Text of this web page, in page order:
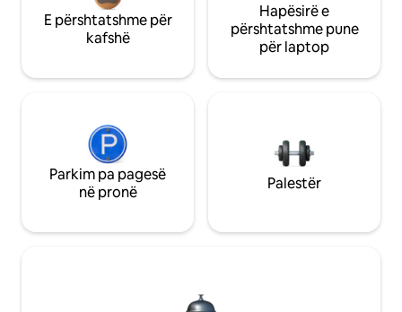
E përshtatshme për
kafshë
Hapësirë e
përshtatshme pune
për laptop
Parkim pa pagesë
në pronë
Palestër